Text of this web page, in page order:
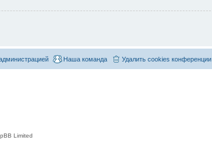
Удалить cookies конференции
Наша команда
Limited